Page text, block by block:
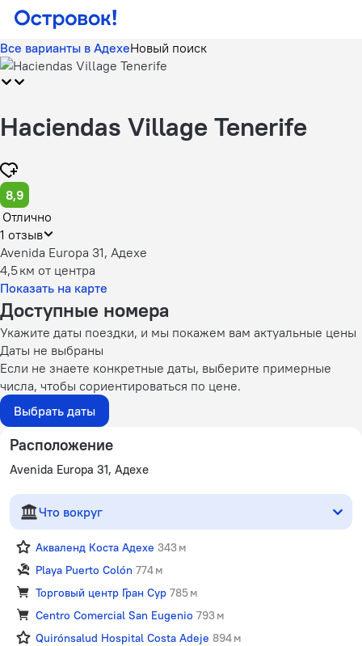
Все варианты в АдехеНовый поиск
Haciendas Village Tenerife
8,9
Отлично
1 отзыв
Avenida Europa 31, Адехе
4,5 км от центра
Показать на карте
Доступные номера
Укажите даты поездки, и мы покажем вам актуальные цены
Даты не выбраны
Если не знаете конкретные даты, выберите примерные
числа, чтобы сориентироваться по цене.
Выбрать даты
Расположение
Avenida Europa 31, Адехе
Что вокруг
Акваленд Коста Адехе 343 м
Playa Puerto Colón 774 м
Торговый центр Гран Сур 785 м
Centro Comercial San Eugenio 793 м
Quirónsalud Hospital Costa Adeje 894 м